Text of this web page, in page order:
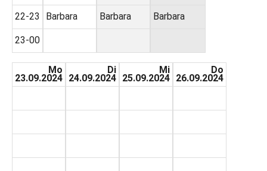
22-23
23-00
Barbara Barbara Barbara
Mo
23.09.2024
Di
24.09.2024
Mi
25.09.2024
Do
26.09.2024